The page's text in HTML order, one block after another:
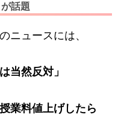
話題
ニュースには、
当然反対」
業料値上げしたら